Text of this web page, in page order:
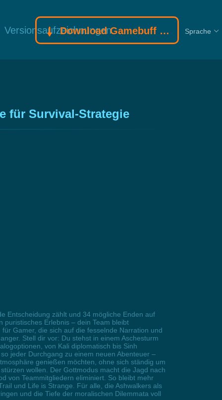
Versionsaufzeichnungen
Download Gamebuff Trainer Sprache
für Survival-Strategie
Entscheidung zählt und 34 mögliche Enden auf
Erlebnis – dein Team bleibt
Gamer, die sich auf die fesselnde Narration und
Stell dir vor: Du stehst in einem Aschesturm
von Kali diplomatisch bis Sinh
jeder Durchgang zu einem neuen Abenteuer –
genießen möchten, ohne sich ständig um
wollen. Der Gottmodus macht die Jagd nach
von Teammitgliedern eliminiert. So bleibt mehr
und Life is Strange. Für alle, die Ashwalkers als
und die Tiefe der moralischen Dilemmata voll